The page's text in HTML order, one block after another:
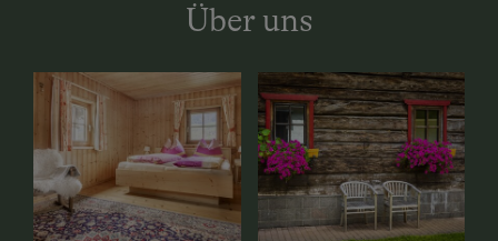
Über uns